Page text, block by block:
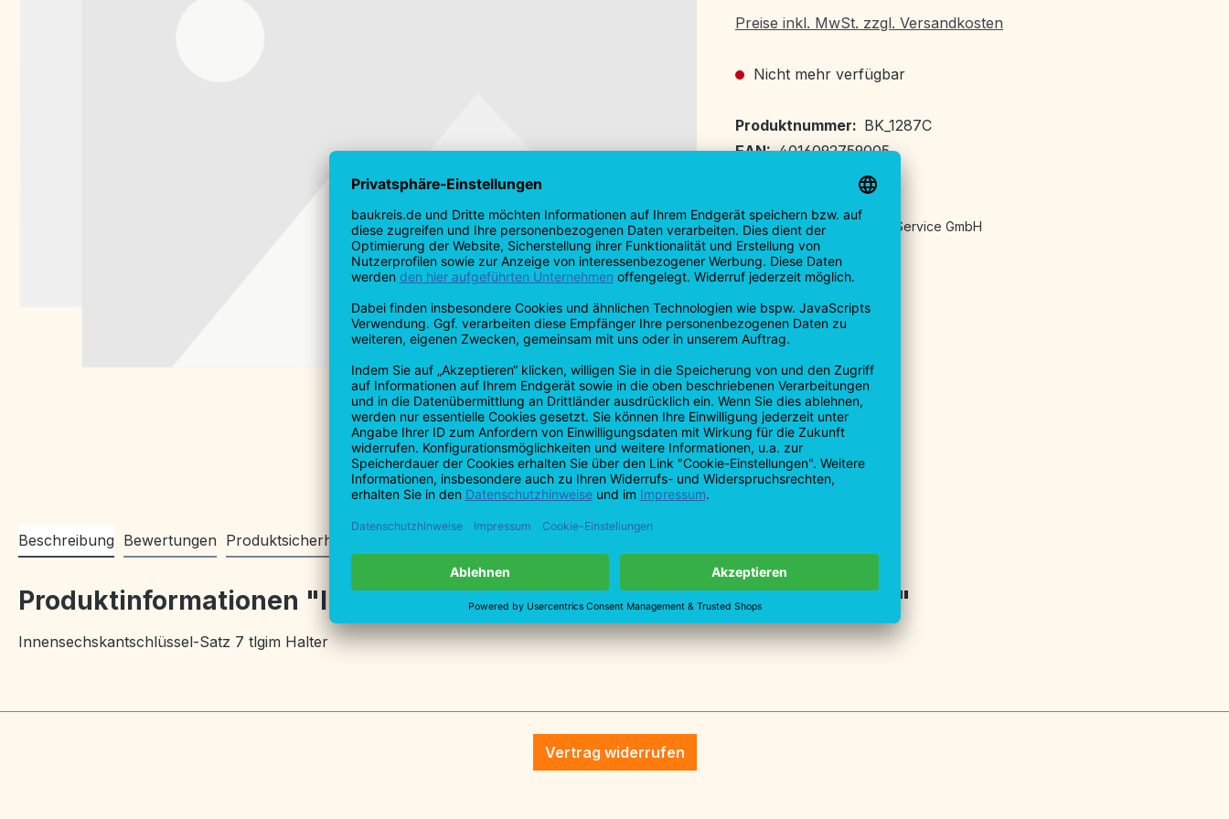
Preise inkl. MwSt. zzgl. Versandkosten
Nicht mehr verfügbar
Produktnummer: BK_1287C
EAN: 4016092759005
Herstellerangaben:
profibau - Handel Logistik Service GmbH
Schemelbergstraße 7
73037 Göppingen
Germany
T: +49 7161 99930-0
F: +49 7161 99930-40
info@profibau.de
Beschreibung Bewertungen Produktsicherheitsinformationen
Produktinformationen "Innensechskantschlüssel-Satz 7 tlg im Halter"
Innensechskantschlüssel-Satz 7 tlgim Halter
Vertrag widerrufen